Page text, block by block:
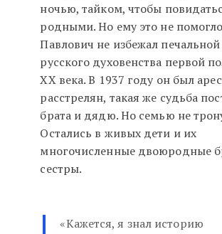
ночью, тайком, чтобы
родными. Но ему это не
Павлович не избежал печальной
русского духовенства первой
XX века. В 1937 году он был
расстрелян, такая же судьба
брата и дядю. Но семью не
Остались в живых дети и их
многочисленные двоюродные
сестры.
«Кажется, я знал историю